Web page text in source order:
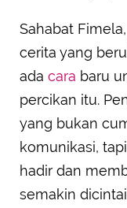
Sahabat
cerita yang
ada cara baru
percikan itu.
yang bukan
komunikasi,
hadir dan
semakin